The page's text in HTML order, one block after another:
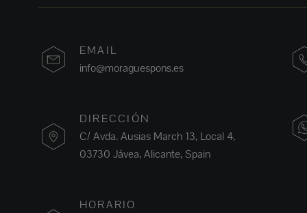
EMAIL
info@moraguespons.es
DIRECCIÓN
C/ Avda. Ausias March 13, Local 4,
03730 Jávea, Alicante, Spain
HORARIO